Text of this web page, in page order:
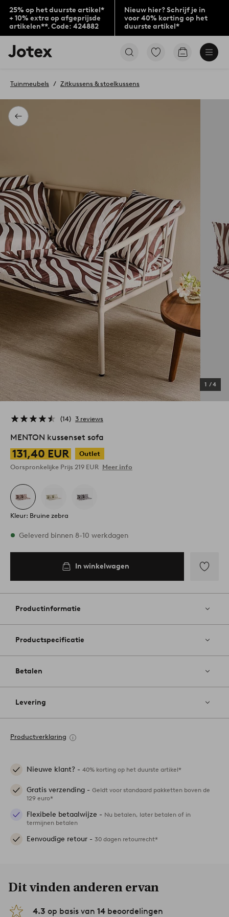
25% op het duurste artikel*
+ 10% extra op afgeprijsde
artikelen**. Code: 424882
Nieuw hier? Schrijf je in
voor 40% korting op het
duurste artikel*
Jotex
logo
to
home
page
Ga
Go
Terug
Tuinmeubels Zitkussens & stoelkussens
1 /4
14 3 reviews
MENTON kussenset sofa
131,40 EUR
Outlet
Oorspronkelijke Prijs 219 EUR Meer info
Kleur: Bruine zebra
Op voorraad
Geleverd binnen 8-10 werkdagen
In winkelwagen
aan
Productinformatie
Productspecificatie
Betalen
Levering
Productverklaring
Nieuwe klant? - 40% korting op het duurste artikel*
Gratis verzending - Geldt voor standaard pakketten boven de
129 euro*
Flexibele betaalwijze - Nu betalen, later betalen of in
termijnen betalen
Eenvoudige retour - 30 dagen retourrecht*
Dit vinden anderen ervan
4.3 op basis van 14 beoordelingen